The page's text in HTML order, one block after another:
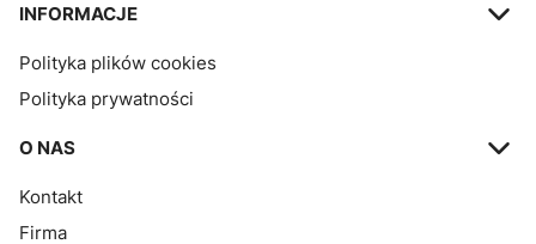
INFORMACJE
Polityka plików cookies
Polityka prywatności
O NAS
Kontakt
Firma